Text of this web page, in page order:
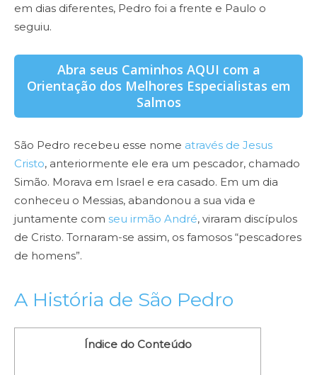
em dias diferentes, Pedro foi a frente e Paulo o
seguiu.
Abra seus Caminhos AQUI com a
Orientação dos Melhores Especialistas em
Salmos
São Pedro recebeu esse nome através de Jesus
Cristo, anteriormente ele era um pescador, chamado
Simão. Morava em Israel e era casado. Em um dia
conheceu o Messias, abandonou a sua vida e
juntamente com seu irmão André, viraram discípulos
de Cristo. Tornaram-se assim, os famosos “pescadores
de homens”.
A História de São Pedro
Índice do Conteúdo